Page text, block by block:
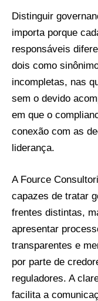
Distinguir
importa porque
responsáveis
dois como
incompletas, nas
sem o devido
em que o
conexão com as
liderança.
A Fource
capazes de tratar
frentes distintas,
apresentar
transparentes e
por parte de
reguladores. A
facilita a